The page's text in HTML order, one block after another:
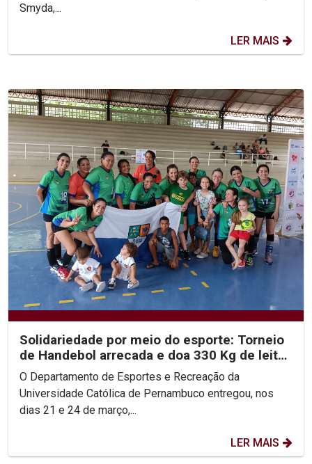
Smyda,...
LER MAIS
Solidariedade por meio do esporte: Torneio
de Handebol arrecada e doa 330 Kg de leite
em pó
O Departamento de Esportes e Recreação da
Universidade Católica de Pernambuco entregou, nos
dias 21 e 24 de março,...
LER MAIS